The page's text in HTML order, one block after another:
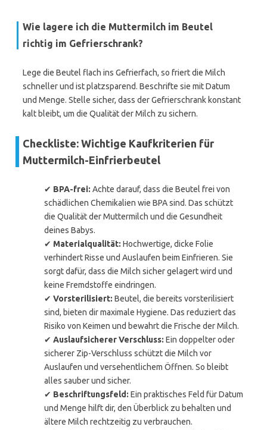
Wie lagere ich die Muttermilch im Beutel
richtig im Gefrierschrank?
Lege die Beutel flach ins Gefrierfach, so friert die Milch
schneller und ist platzsparend. Beschrifte sie mit Datum
und Menge. Stelle sicher, dass der Gefrierschrank konstant
kalt bleibt, um die Qualität der Milch zu sichern.
Checkliste: Wichtige Kaufkriterien für
Muttermilch-Einfrierbeutel
✔ BPA-frei: Achte darauf, dass die Beutel frei von
schädlichen Chemikalien wie BPA sind. Das schützt
die Qualität der Muttermilch und die Gesundheit
deines Babys.
✔ Materialqualität: Hochwertige, dicke Folie
verhindert Risse und Auslaufen beim Einfrieren. Sie
sorgt dafür, dass die Milch sicher gelagert wird und
keine Fremdstoffe eindringen.
✔ Vorsterilisiert: Beutel, die bereits vorsterilisiert
sind, bieten dir maximale Hygiene. Das reduziert das
Risiko von Keimen und bewahrt die Frische der Milch.
✔ Auslaufsicherer Verschluss: Ein doppelter oder
sicherer Zip-Verschluss schützt die Milch vor
Auslaufen und versehentlichem Öffnen. So bleibt
alles sauber und sicher.
✔ Beschriftungsfeld: Ein praktisches Feld für Datum
und Menge hilft dir, den Überblick zu behalten und
ältere Milch rechtzeitig zu verbrauchen.